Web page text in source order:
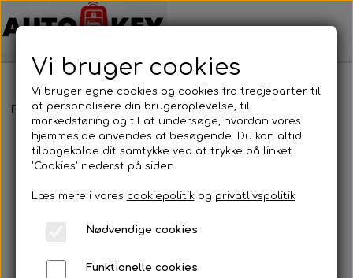
Forside Bilnøgler Hyundai Fjernbetjening
Vi bruger cookies
Vi bruger egne cookies og cookies fra tredjeparter til
at personalisere din brugeroplevelse, til
markedsføring og til at undersøge, hvordan vores
hjemmeside anvendes af besøgende. Du kan altid
tilbagekalde dit samtykke ved at trykke på linket
'Cookies' nederst på siden.
Læs mere i vores cookiepolitikog privatlivspolitik
Nødvendige cookies
Funktionelle cookies